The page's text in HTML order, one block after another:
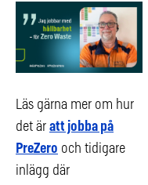
Läs gärna mer om hur
det är att jobba på
PreZero och tidigare
inlägg där